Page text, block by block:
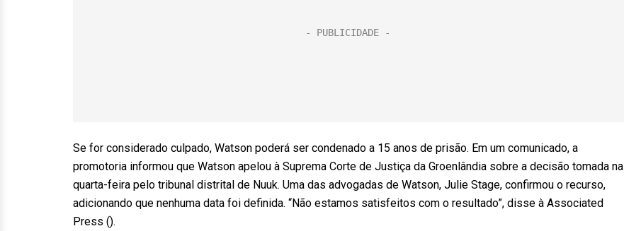
Se for considerado culpado, Watson poderá ser condenado a 15 anos de prisão. Em um comunicado, a
promotoria informou que Watson apelou à Suprema Corte de Justiça da Groenlândia sobre a decisão tomada na
quarta-feira pelo tribunal distrital de Nuuk. Uma das advogadas de Watson, Julie Stage, confirmou o recurso,
adicionando que nenhuma data foi definida. “Não estamos satisfeitos com o resultado”, disse à Associated
Press ().